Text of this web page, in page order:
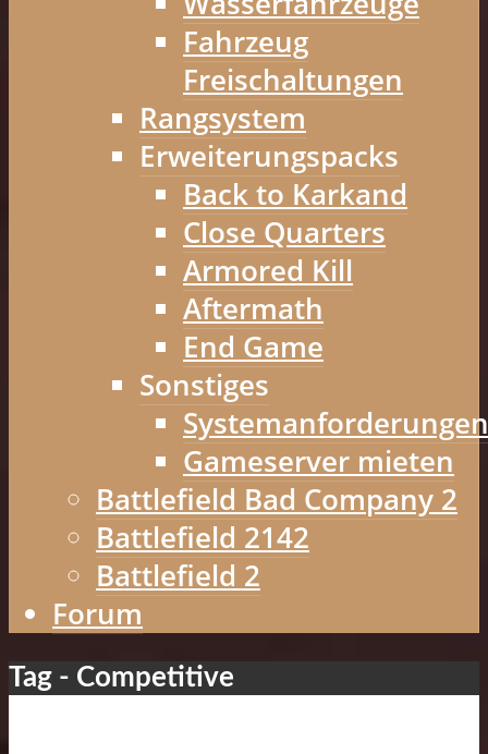
Fahrzeug
Freischaltungen
Rangsystem
Erweiterungspacks
Back to Karkand
Close Quarters
Armored Kill
Aftermath
End Game
Sonstiges
Systemanforderungen
Gameserver mieten
Battlefield Bad Company 2
Battlefield 2142
Battlefield 2
Forum
Tag - Competitive